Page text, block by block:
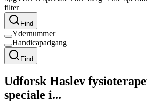
filter
Find
Ydernummer
Handicapadgang
Find
Udforsk Haslev
speciale i...